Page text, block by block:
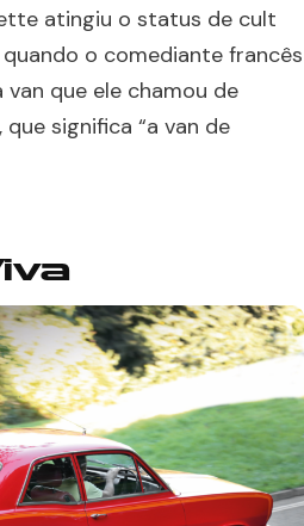
atingiu o status de cult
o comediante francês
que ele chamou de
significa “a van de